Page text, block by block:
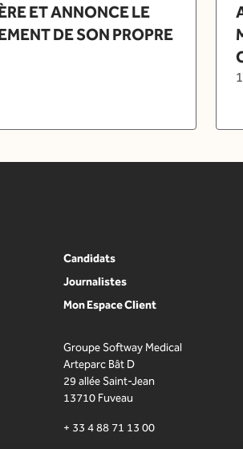
ET ANNONCE LE
DE SON PROPRE
Candidats
Journalistes
Mon Espace Client
Groupe Softway Medical
Arteparc Bât D
29 allée Saint-Jean
13710 Fuveau
+ 33 4 88 71 13 00